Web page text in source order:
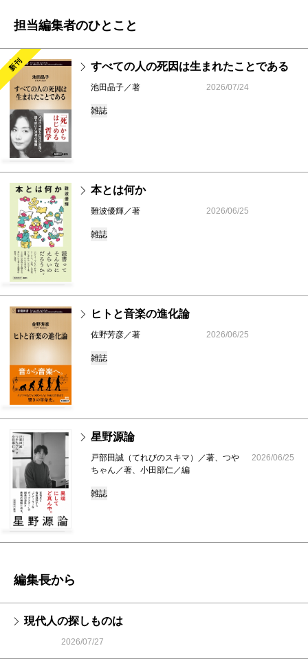
担当編集者のひとこと
新刊 すべての人の死因は生まれたことである
池田晶子／著 2026/07/24
雑誌
本とは何か
難波優輝／著 2026/06/25
雑誌
ヒトと音楽の進化論
佐野芳彦／著 2026/06/25
雑誌
星野源論
戸部田誠（てれびのスキマ）／著、つや
ちゃん／著、小田部仁／編
2026/06/25
雑誌
編集長から
現代人の探しものは
2026/07/27